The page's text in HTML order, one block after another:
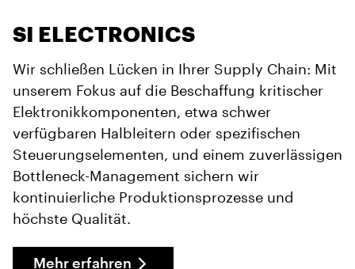
SI ELECTRONICS
Wir schließen Lücken in Ihrer Supply Chain: Mit
unserem Fokus auf die Beschaffung kritischer
Elektronikkomponenten, etwa schwer
verfügbaren Halbleitern oder spezifischen
Steuerungselementen, und einem zuverlässigen
Bottleneck-Management sichern wir
kontinuierliche Produktionsprozesse und
höchste Qualität.
Mehr erfahren